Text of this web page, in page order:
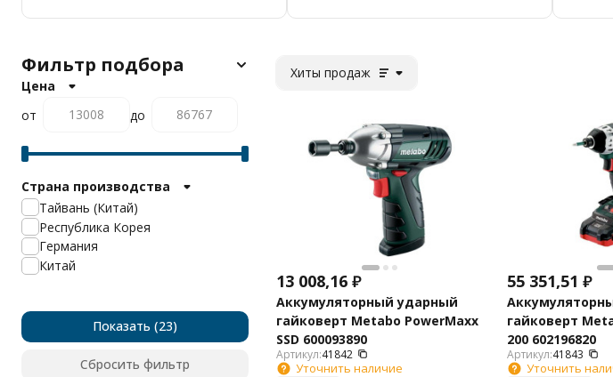
Хиты продаж
13 008,16 ₽
Аккумуляторный ударный
гайковерт Metabo PowerMaxx
SSD 600093890
Артикул:41842
Уточнить наличие
55 351,51 ₽
гайковерт
200 602196820
Артикул:41843
Уточнить
Фильтр подбора
Цена
от
до
Страна производства
Тайвань (Китай)
Республика Корея
Германия
Китай
Показать
Сбросить фильтр